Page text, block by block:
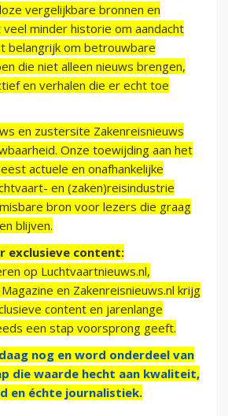
vergelijkbare bronnen en
minder historie om aandacht
belangrijk om betrouwbare
die niet alleen nieuws brengen,
en verhalen die er echt toe
en zustersite Zakenreisnieuws
Onze toewijding aan het
actuele en onafhankelijke
en (zaken)reisindustrie
bron voor lezers die graag
blijven.
exclusieve content:
op Luchtvaartnieuws.nl,
en Zakenreisnieuws.nl krijg
content en jarenlange
een stap voorsprong geeft.
nog en word onderdeel van
die waarde hecht aan kwaliteit,
en échte journalistiek.